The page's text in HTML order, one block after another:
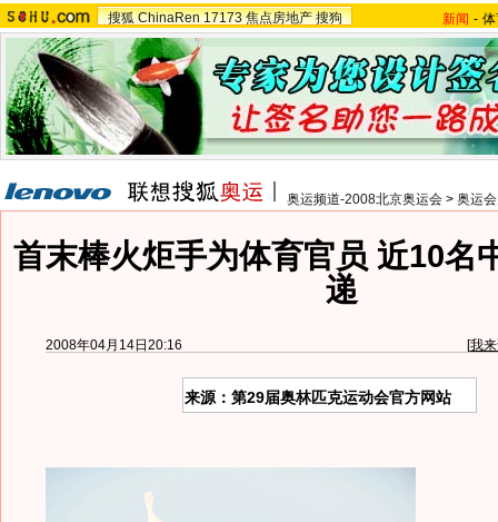
搜狐 ChinaRen 17173 焦点房地产 搜狗 新闻 -
奥运频道-2008北京奥运会 > 奥运
首末棒火炬手为体育官员 近10名
递
2008年04月14日20:16 [我
来源：第29届奥林匹克运动会官方网站